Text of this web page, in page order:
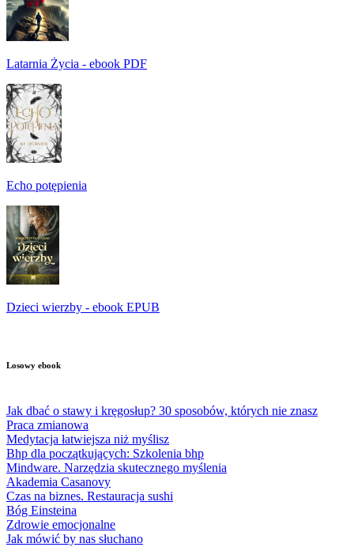
Latarnia Życia - ebook PDF
Echo potępienia
Dzieci wierzby - ebook EPUB
Losowy ebook
Jak dbać o stawy i kręgosłup? 30 sposobów, których nie znasz
Praca zmianowa
Medytacja łatwiejsza niż myślisz
Bhp dla początkujących: Szkolenia bhp
Mindware. Narzędzia skutecznego myślenia
Akademia Casanovy
Czas na biznes. Restauracja sushi
Bóg Einsteina
Zdrowie emocjonalne
Jak mówić by nas słuchano